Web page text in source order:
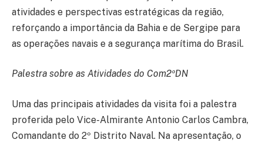
atividades e perspectivas estratégicas da região,
reforçando a importância da Bahia e de Sergipe para
as operações navais e a segurança marítima do Brasil.
Palestra sobre as Atividades do Com2ºDN
Uma das principais atividades da visita foi a palestra
proferida pelo Vice-Almirante Antonio Carlos Cambra,
Comandante do 2º Distrito Naval. Na apresentação, o